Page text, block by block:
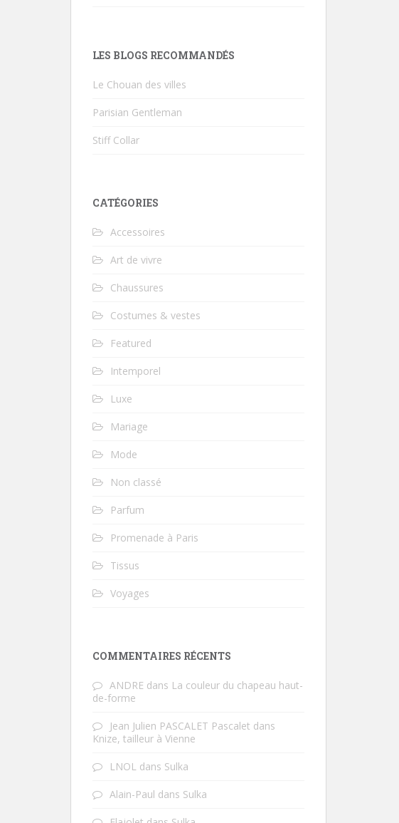
LES BLOGS RECOMMANDÉS
Le Chouan des villes
Parisian Gentleman
Stiff Collar
CATÉGORIES
Accessoires
Art de vivre
Chaussures
Costumes & vestes
Featured
Intemporel
Luxe
Mariage
Mode
Non classé
Parfum
Promenade à Paris
Tissus
Voyages
COMMENTAIRES RÉCENTS
ANDRE dans La couleur du chapeau haut-
de-forme
Jean Julien PASCALET Pascalet dans
Knize, tailleur à Vienne
LNOL dans Sulka
Alain-Paul dans Sulka